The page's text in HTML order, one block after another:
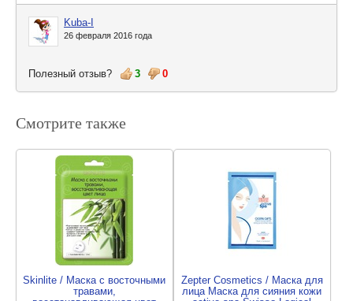
Kuba-I
26 февраля 2016 года
Полезный отзыв? 3 0
Смотрите также
Skinlite / Маска с восточными
травами,
Zepter Cosmetics / Маска для
лица Маска для сияния кожи